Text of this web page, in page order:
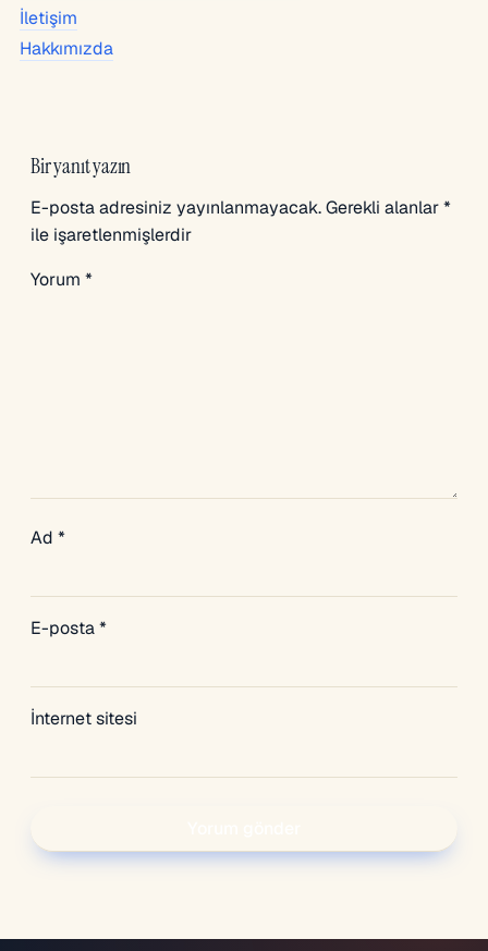
İletişim
Hakkımızda
Bir yanıt yazın
E-posta adresiniz yayınlanmayacak.Gerekli alanlar*
ile işaretlenmişlerdir
Yorum *
Ad *
E-posta*
İnternet sitesi